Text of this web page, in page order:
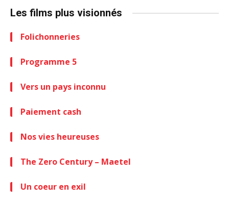
Les films plus visionnés
Folichonneries
Programme 5
Vers un pays inconnu
Paiement cash
Nos vies heureuses
The Zero Century – Maetel
Un coeur en exil